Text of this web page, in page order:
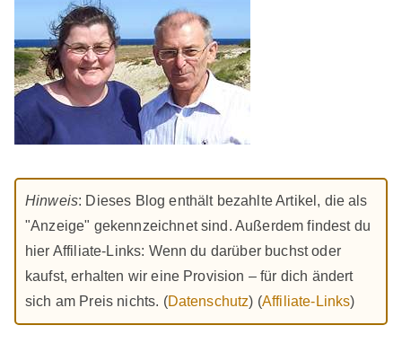
Hinweis: Dieses Blog enthält bezahlte Artikel, die als
"Anzeige" gekennzeichnet sind. Außerdem findest du
hier Affiliate-Links: Wenn du darüber buchst oder
kaufst, erhalten wir eine Provision – für dich ändert
sich am Preis nichts. (Datenschutz) (Affiliate-Links)